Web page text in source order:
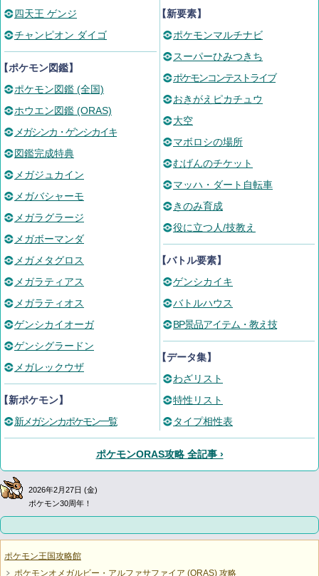
四天王 ゲンジ
チャンピオン ダイゴ
ポケモン図鑑】
ポケモン図鑑 (全国)
ホウエン図鑑 (ORAS)
メガシンカ・ゲンシカイキ
図鑑完成特典
メガジュカイン
メガバシャーモ
メガラグラージ
メガボーマンダ
メガメタグロス
メガラティアス
メガラティオス
ゲンシカイオーガ
ゲンシグラードン
メガレックウザ
新ポケモン】
新メガシンカポケモン一覧
【新要素】
ポケモンマルチナビ
スーパーひみつきち
ポケモンコンテストライブ
おきがえピカチュウ
大空
マボロシの場所
むげんのチケット
マッハ・ダート自転車
きのみ育成
役に立つ人/技教え
【バトル要素】
ゲンシカイキ
バトルハウス
BP景品アイテム・教え技
【データ集】
わざリスト
特性リスト
タイプ相性表
ポケモンORAS攻略 全記事 ›
2026年2月27日 (金)
ポケモン30周年！
ポケモン王国攻略館
ポケモンオメガルビー・アルファサファイア (ORAS) 攻略